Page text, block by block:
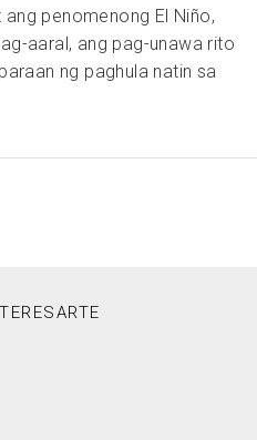
penomenong El Niño,
aaral, ang pag-unawa rito
ng paghula natin sa